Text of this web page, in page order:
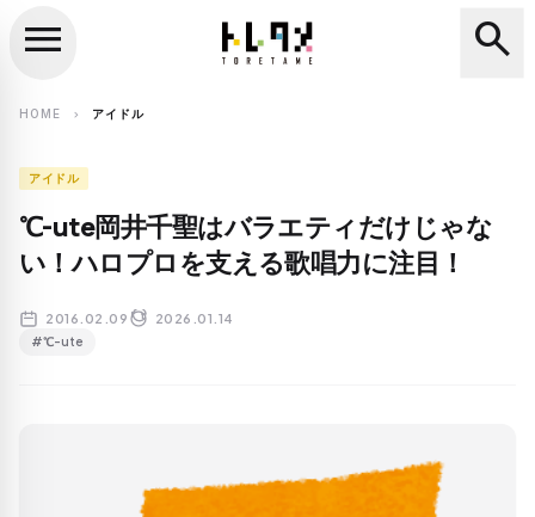
search
menu search
HOME chevron_right アイドル
アイドル
℃-ute岡井千聖はバラエティだけじゃな
い！ハロプロを支える歌唱力に注目！
2016.02.09 2026.01.14
#℃-ute